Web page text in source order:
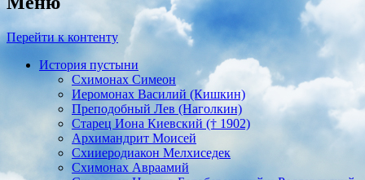
Перейти к контенту
История пустыни
Схимонах Симеон
Иеромонах Василий (Кишкин)
Преподобный Лев (Наголкин)
Старец Иона Киевский († 1902)
Архимандрит Моисей
Схииеродиакон Мелхиседек
Схимонах Авраамий